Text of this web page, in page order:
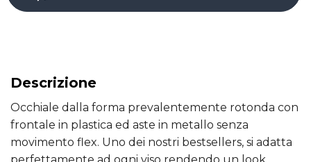
Descrizione
Occhiale dalla forma prevalentemente rotonda con
frontale in plastica ed aste in metallo senza
movimento flex. Uno dei nostri bestsellers, si adatta
perfettamente ad ogni viso rendendo un look